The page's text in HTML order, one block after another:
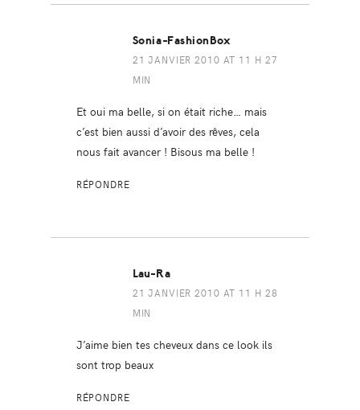
Sonia-FashionBox
21 JANVIER 2010 AT 11 H 27
MIN
Et oui ma belle, si on était riche… mais
c’est bien aussi d’avoir des rêves, cela
nous fait avancer ! Bisous ma belle !
RÉPONDRE
Lau-Ra
21 JANVIER 2010 AT 11 H 28
MIN
J’aime bien tes cheveux dans ce look ils
sont trop beaux
RÉPONDRE